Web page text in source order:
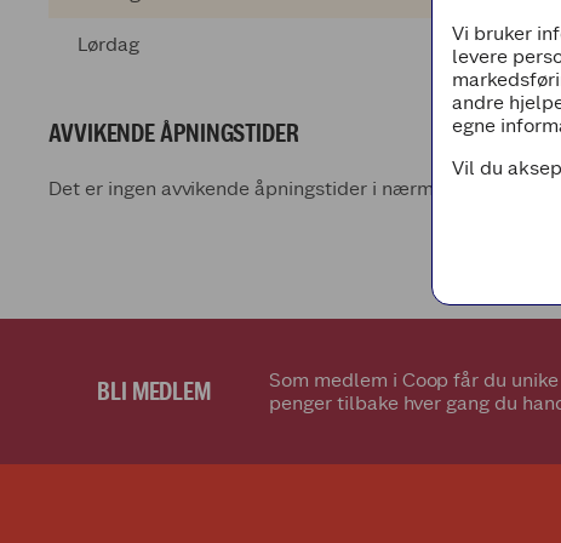
Lørdag
AVVIKENDE ÅPNINGSTIDER
Det er ingen avvikende åpningstider i nærmeste fremtid
BLI MEDLEM
Som medlem i Coop får du
penger tilbake hver gang du
Vi bruker
levere
andre
egne
Vil du